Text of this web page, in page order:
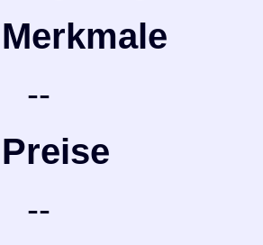
Merkmale
--
Preise
--